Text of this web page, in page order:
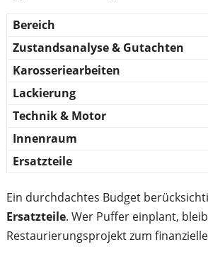
Bereich
Zustandsanalyse & Gutachten
Karosseriearbeiten
Lackierung
Technik & Motor
Innenraum
Ersatzteile
Ein durchdachtes Budget
Ersatzteile. Wer Puffer einplant,
Restaurierungsprojekt zum